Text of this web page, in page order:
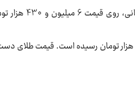
قیمت طلای 18 عیار امروز
قیمت مثقال طلای 18 عیار هم امروز افت کرده و به قیمت 27 میلیون و 845 هزار